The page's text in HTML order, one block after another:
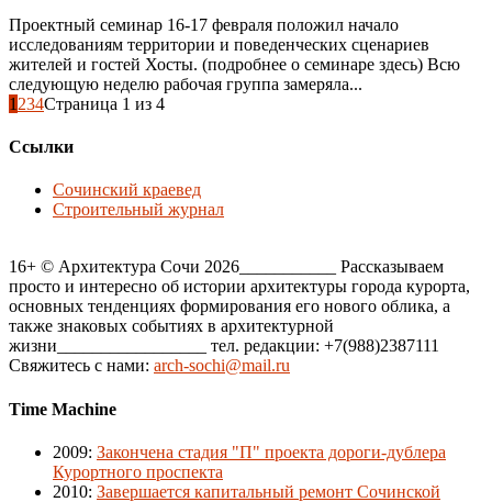
Проектный семинар 16-17 февраля положил начало
исследованиям территории и поведенческих сценариев
жителей и гостей Хосты. (подробнее о семинаре здесь) Всю
следующую неделю рабочая группа замеряла...
1 234Страница 1 из 4
Ссылки
Сочинский краевед
Строительный журнал
16+ © Архитектура Сочи 2026___________ Рассказываем
просто и интересно об истории архитектуры города курорта,
основных тенденциях формирования его нового облика, а
также знаковых событиях в архитектурной
жизни_________________ тел. редакции: +7(988)2387111
Свяжитесь с нами: arch-sochi@mail.ru
Time Machine
2009: Закончена стадия "П" проекта дороги-дублера
Курортного проспекта
2010: Завершается капитальный ремонт Сочинской